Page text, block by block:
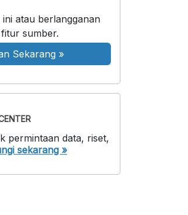
atau berlangganan
sumber.
Sekarang »
permintaan data, riset,
sekarang »